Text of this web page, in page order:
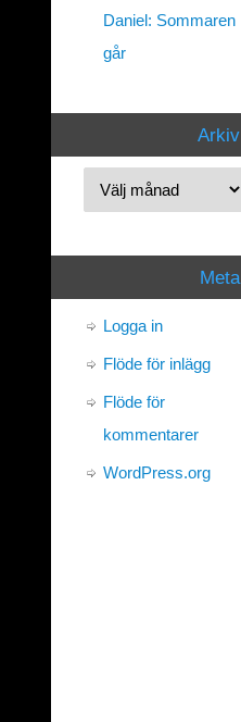
Daniel: Sommaren
går
Arkiv
Meta
Logga in
Flöde för inlägg
Flöde för
kommentarer
WordPress.org